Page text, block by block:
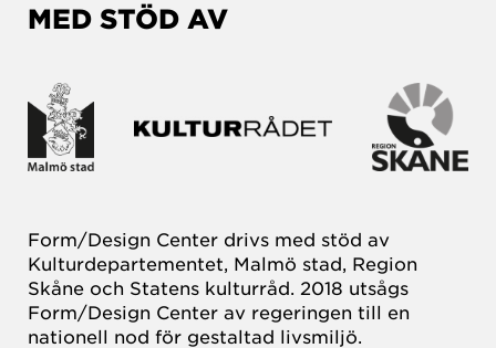
MED STÖD AV
Form/Design Center drivs med stöd av
Kulturdepartementet, Malmö stad, Region
Skåne och Statens kulturråd. 2018 utsågs
Form/Design Center av regeringen till en
nationell nod för gestaltad livsmiljö.